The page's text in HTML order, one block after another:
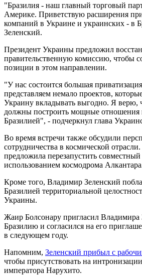
"Бразилия - наш главный торговый
Америке. Приветствую расширения
компаний в Украине и украинских - в
Зеленский.
Президент Украины предложил
правительственную комиссию, чтобы
позиции в этом направлении.
"У нас состоится большая
представляем немало проектов,
Украину вкладывать выгодно. Я верю,
должны построить мощные
Бразилией", - подчеркнул глава
Во время встречи также обсудили
сотрудничества в космической
предложила перезапустить
использованием космодрома
Кроме того, Владимир Зеленский
Бразилией территориальной
Украины.
Жаир Болсонару пригласил Владимира
Бразилию и согласился на его
в следующем году.
Напомним, Зеленский прибыл с
чтобы присутствовать на
императора Нарухито.